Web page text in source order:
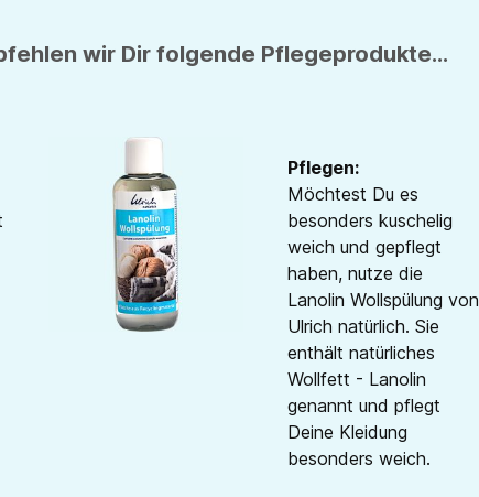
wir Dir folgende Pflegeprodukte...
Pflegen:
Möchtest Du es
besonders kuschelig
weich und gepflegt
haben, nutze die
Lanolin Wollspülung von
Ulrich natürlich. Sie
enthält natürliches
Wollfett - Lanolin
genannt und pflegt
Deine Kleidung
besonders weich.